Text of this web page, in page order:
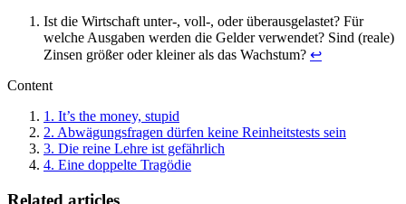
Ist die Wirtschaft unter-, voll-, oder überausgelastet? Für
welche Ausgaben werden die Gelder verwendet? Sind (reale)
Zinsen größer oder kleiner als das Wachstum? ↩
Content
1. It’s the money, stupid
2. Abwägungsfragen dürfen keine Reinheitstests sein
3. Die reine Lehre ist gefährlich
4. Eine doppelte Tragödie
Related articles